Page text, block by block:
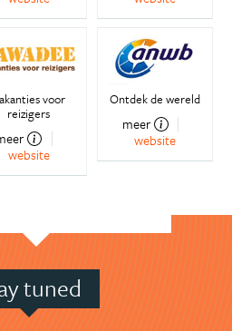
voor
reizigers
website
Ontdek de wereld
meer
website
tuned